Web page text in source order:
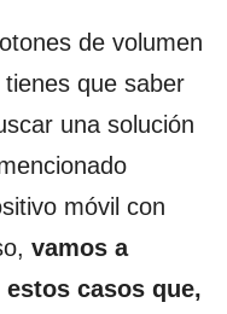
de volumen
que saber
una solución
móvil con
vamos a
casos que,